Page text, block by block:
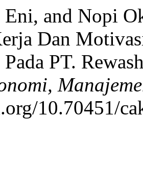
and Nopi
Dan
PT.
10.70451/